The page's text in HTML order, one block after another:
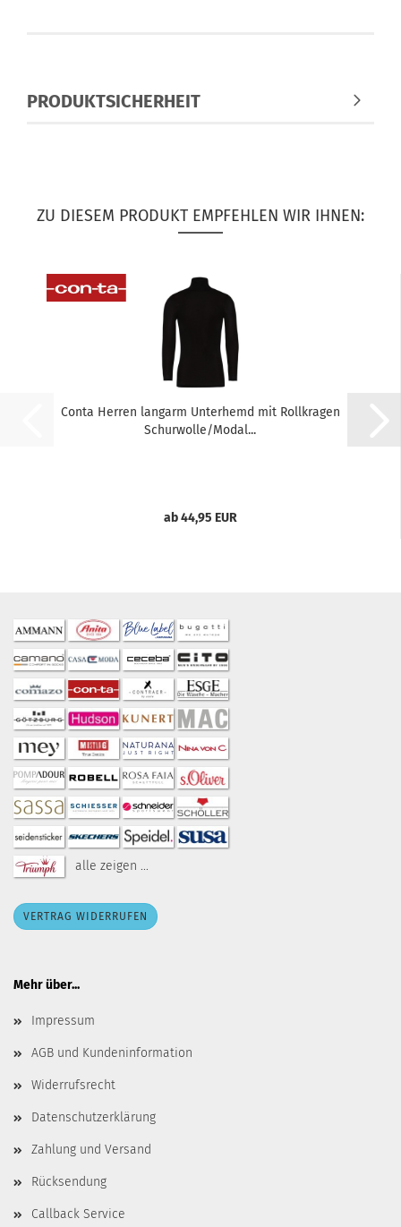
PRODUKTSICHERHEIT
ZU DIESEM PRODUKT EMPFEHLEN WIR IHNEN:
Conta Herren langarm Unterhemd mit Rollkragen
Schurwolle/Modal...
ab 44,95 EUR
alle zeigen ...
VERTRAG WIDERRUFEN
Mehr über...
Impressum
AGB und Kundeninformation
Widerrufsrecht
Datenschutzerklärung
Zahlung und Versand
Rücksendung
Callback Service